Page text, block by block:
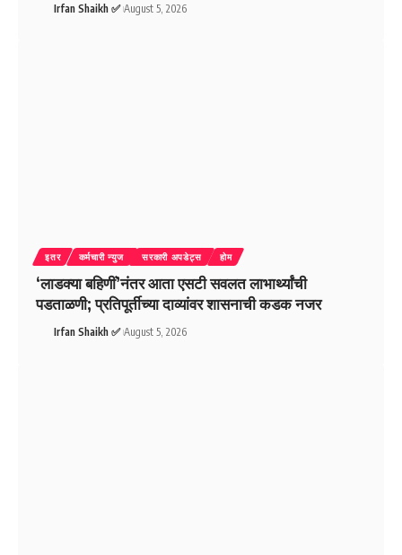
Irfan Shaikh ✅ August 5, 2026
इतर कर्मचारी न्युज सरकारी अपडेट्स होम
‘लाडक्या बहिणीं’नंतर आता एसटी सवलत लाभार्थ्यांची
पडताळणी; प्रतिपूर्तीच्या दाव्यांवर शासनाची कडक नजर
Irfan Shaikh ✅ August 5, 2026